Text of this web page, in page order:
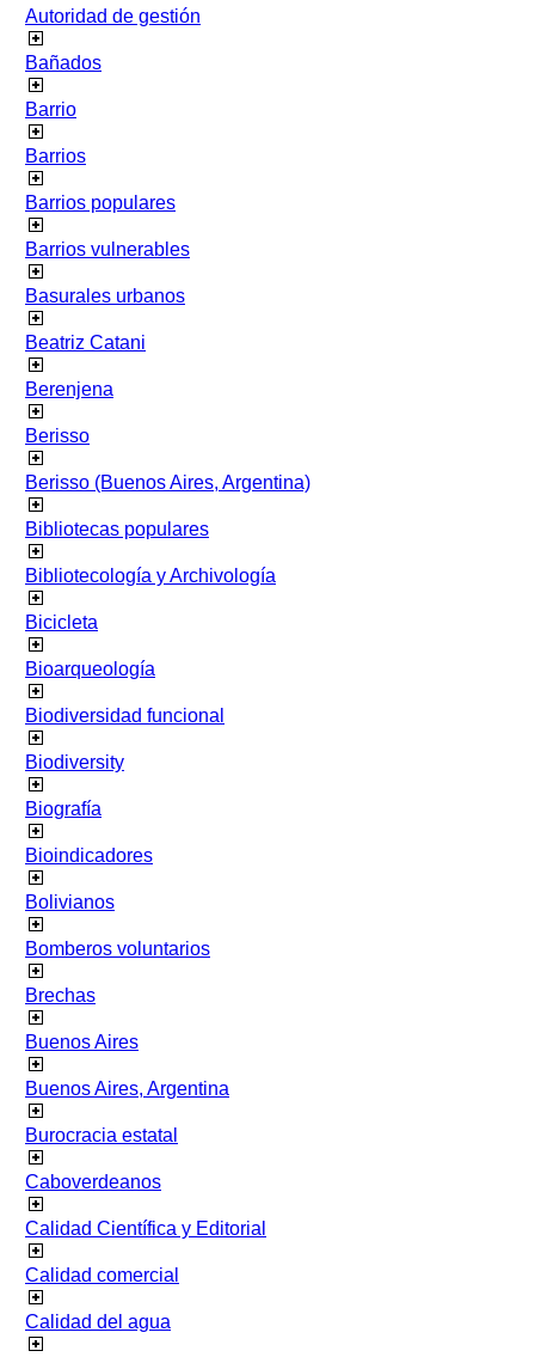
Autoridad de gestión
Bañados
Barrio
Barrios
Barrios populares
Barrios vulnerables
Basurales urbanos
Beatriz Catani
Berenjena
Berisso
Berisso (Buenos Aires, Argentina)
Bibliotecas populares
Bibliotecología y Archivología
Bicicleta
Bioarqueología
Biodiversidad funcional
Biodiversity
Biografía
Bioindicadores
Bolivianos
Bomberos voluntarios
Brechas
Buenos Aires
Buenos Aires, Argentina
Burocracia estatal
Caboverdeanos
Calidad Científica y Editorial
Calidad comercial
Calidad del agua